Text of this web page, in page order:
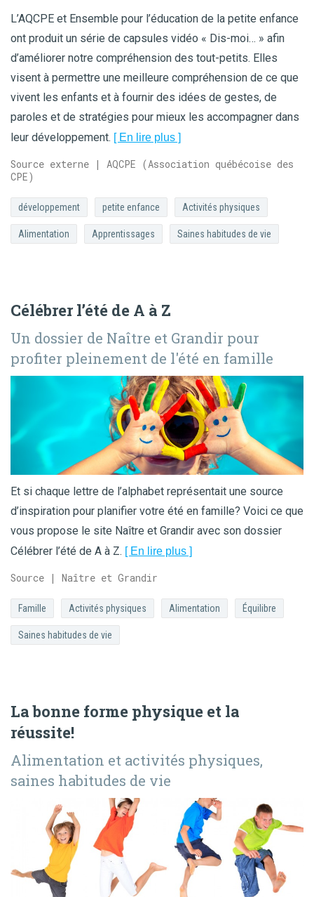
L’AQCPE et Ensemble pour l’éducation de la petite enfance
ont produit un série de capsules vidéo « Dis-moi… » afin
d’améliorer notre compréhension des tout-petits. Elles
visent à permettre une meilleure compréhension de ce que
vivent les enfants et à fournir des idées de gestes, de
paroles et de stratégies pour mieux les accompagner dans
leur développement. [ En lire plus ]
Source externe | AQCPE (Association québécoise des
CPE)
développement petite enfance Activités physiques
Alimentation Apprentissages Saines habitudes de vie
Célébrer l’été de A à Z
Un dossier de Naître et Grandir pour
profiter pleinement de l'été en famille
Et si chaque lettre de l’alphabet représentait une source
d’inspiration pour planifier votre été en famille? Voici ce que
vous propose le site Naître et Grandir avec son dossier
Célébrer l’été de A à Z. [ En lire plus ]
Source | Naître et Grandir
Famille Activités physiques Alimentation Équilibre
Saines habitudes de vie
La bonne forme physique et la
réussite!
alimentation et activités physiques,
saines habitudes de vie